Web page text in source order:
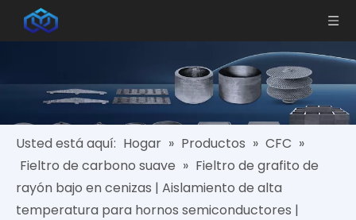
Usted está aquí: Hogar » Productos » CFC »
Fieltro de carbono suave » Fieltro de grafito de
rayón bajo en cenizas | Aislamiento de alta
temperatura para hornos semiconductores |